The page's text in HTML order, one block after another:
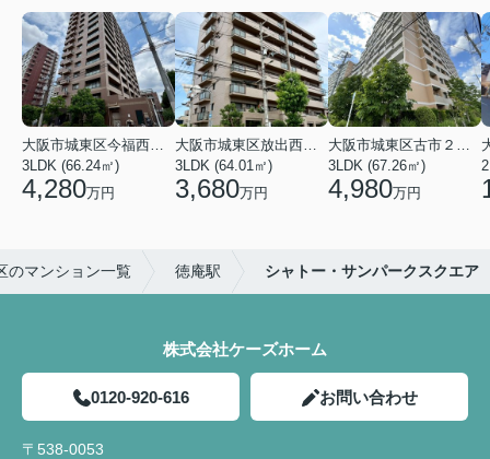
3LDK (66.24㎡)
4,280万円
3LDK (64.01㎡)
3,680万円
3LDK (67.26㎡)
4,980万円
のマンション一覧 徳庵駅 シャトー・サンパークスクエア
株式会社ケーズホーム
0120-920-616 お問い合わせ
〒538-0053